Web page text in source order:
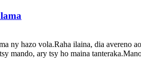
ny hazo vola.Raha ilaina, dia
mando, ary tsy ho maina